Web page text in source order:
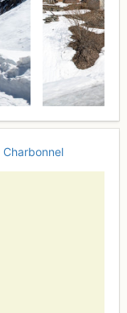
Charbonnel